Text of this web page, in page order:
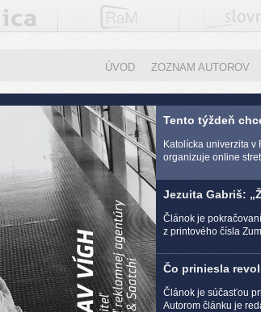
ÚVOD ZOZNAM AUTOROV
Tento týždeň
Katolícka univerzita v
organizuje online
Jezuita Gabriš:
Článok je
z printového čísla
Čo priniesla
Článok je súčasťou
Autorom článku je